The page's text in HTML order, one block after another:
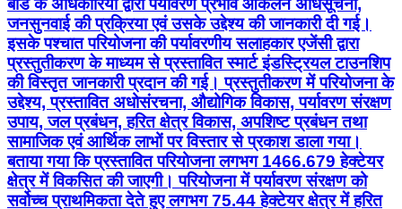
बोर्ड के अधिकारियों द्वारा पर्यावरण प्रभाव आकलन अधिसूचना,
जनसुनवाई की प्रक्रिया एवं उसके उद्देश्य की जानकारी दी गई।
इसके पश्चात परियोजना की पर्यावरणीय सलाहकार एजेंसी द्वारा
प्रस्तुतीकरण के माध्यम से प्रस्तावित स्मार्ट इंडस्ट्रियल टाउनशिप
की विस्तृत जानकारी प्रदान की गई। प्रस्तुतीकरण में परियोजना के
उद्देश्य, प्रस्तावित अधोसंरचना, औद्योगिक विकास, पर्यावरण संरक्षण
उपाय, जल प्रबंधन, हरित क्षेत्र विकास, अपशिष्ट प्रबंधन तथा
सामाजिक एवं आर्थिक लाभों पर विस्तार से प्रकाश डाला गया।
बताया गया कि प्रस्तावित परियोजना लगभग 1466.679 हेक्टेयर
क्षेत्र में विकसित की जाएगी। परियोजना में पर्यावरण संरक्षण को
सर्वोच्च प्राथमिकता देते हुए लगभग 75.44 हेक्टेयर क्षेत्र में हरित